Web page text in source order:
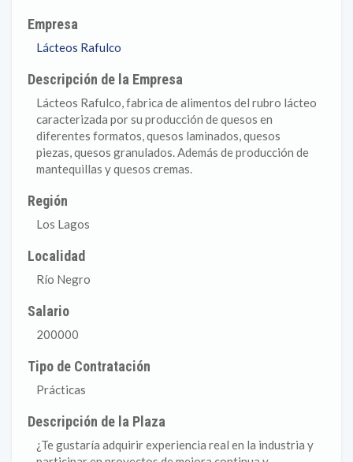
Empresa
Lácteos Rafulco
Descripción de la Empresa
Lácteos Rafulco, fabrica de alimentos del rubro lácteo
caracterizada por su producción de quesos en
diferentes formatos, quesos laminados, quesos
piezas, quesos granulados. Además de producción de
mantequillas y quesos cremas.
Región
Los Lagos
Localidad
Río Negro
Salario
200000
Tipo de Contratación
Prácticas
Descripción de la Plaza
¿Te gustaría adquirir experiencia real en la industria y